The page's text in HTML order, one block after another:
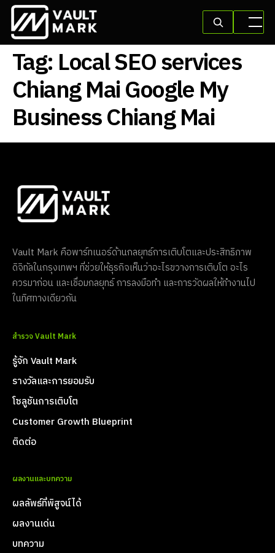
Tag:Local SEO services
Chiang Mai Google My
Business Chiang Mai
Vault Mark คือพาร์ทเนอร์ด้านกลยุทธ์การเติบโตและประสิทธิภาพ
ดิจิทัลในกรุงเทพฯ ที่ช่วยให้ธุรกิจเห็นว่าอะไรขวางการเติบโต อะไร
ควรมาก่อน และเชื่อมกลยุทธ์ การลงมือทำ และการวัดผลให้ทำงานไป
ในทิศทางเดียวกัน
สำรวจ Vault Mark
รู้จัก Vault Mark
รางวัลและการยอมรับ
โซลูชันการเติบโต
Customer Growth Blueprint
ติดต่อ
ผลงานและบทความ
ผลลัพธ์ที่พิสูจน์ได้
ผลงานเด่น
บทความ